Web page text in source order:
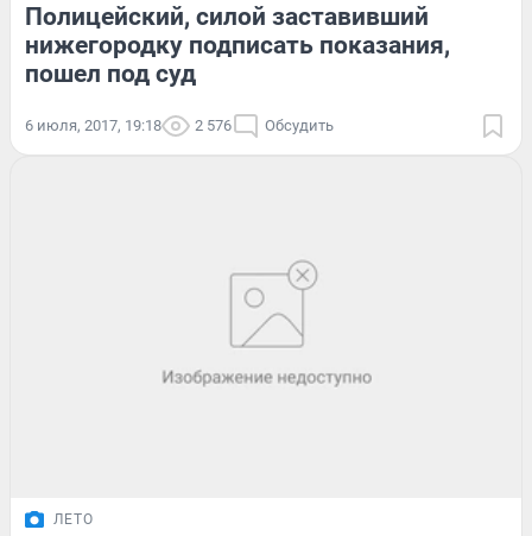
Полицейский, силой заставивший
нижегородку подписать показания,
пошел под суд
6 июля, 2017, 19:18 2 576 Обсудить
ЛЕТО